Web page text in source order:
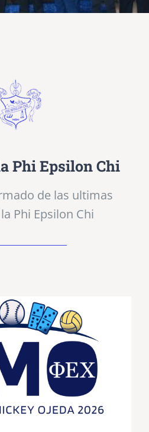
Phi Epsilon Chi
de las ultimas
Phi Epsilon Chi